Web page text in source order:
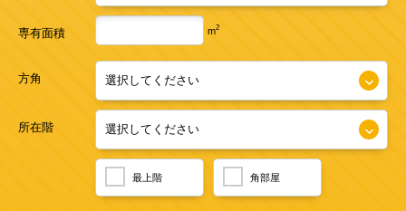
専有面積 m2
方角
所在階
最上階 角部屋